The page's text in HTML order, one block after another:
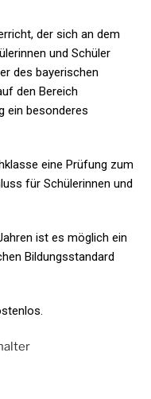
der sich an dem
und Schüler
des bayerischen
den Bereich
ein besonderes
eine Prüfung zum
für Schülerinnen und
ist es möglich ein
Bildungsstandard